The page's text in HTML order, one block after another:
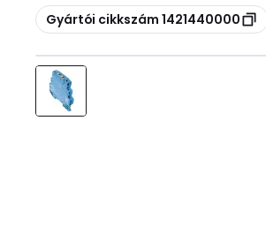
Másolás
Gyártói cikkszám 1421440000